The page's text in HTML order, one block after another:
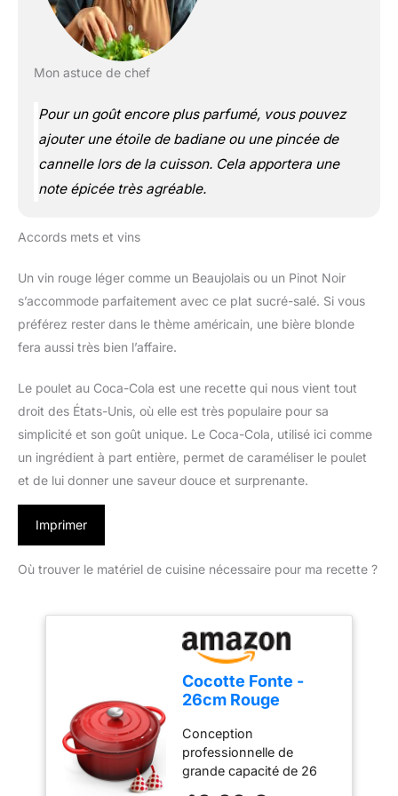
Mon astuce de chef
Pour un goût encore plus parfumé, vous pouvez
ajouter une étoile de badiane ou une pincée de
cannelle lors de la cuisson. Cela apportera une
note épicée très agréable.
Accords mets et vins
Un vin rouge léger comme un Beaujolais ou un Pinot Noir
s’accommode parfaitement avec ce plat sucré-salé. Si vous
préférez rester dans le thème américain, une bière blonde
fera aussi très bien l’affaire.
Le poulet au Coca-Cola est une recette qui nous vient tout
droit des États-Unis, où elle est très populaire pour sa
simplicité et son goût unique. Le Coca-Cola, utilisé ici comme
un ingrédient à part entière, permet de caraméliser le poulet
et de lui donner une saveur douce et surprenante.
Imprimer
Où trouver le matériel de cuisine nécessaire pour ma recette ?
Cocotte Fonte -
26cm Rouge
Four Hollandais
avec Couvercle,
Topbooc 5L Dutch
Conception
professionnelle de
grande capacité de 26